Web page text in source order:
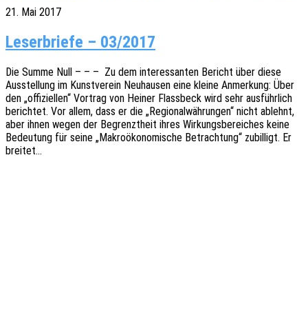
21. Mai 2017
Leserbriefe – 03/2017
Die Summe Null – – – Zu dem inter­es­san­ten Bericht über diese
Ausstel­lung im Kunst­ver­ein Neuhau­sen eine kleine Anmer­kung: Über
den „offi­zi­el­len“ Vortrag von Heiner Flass­beck wird sehr ausführ­lich
berich­tet. Vor allem, dass er die „Regio­nal­wäh­run­gen“ nicht ablehnt,
aber ihnen wegen der Begrenzt­heit ihres Wirkungs­be­rei­ches keine
Bedeu­tung für seine „Makro­öko­no­mi­sche Betrach­tung“ zubil­ligt. Er
breitet…